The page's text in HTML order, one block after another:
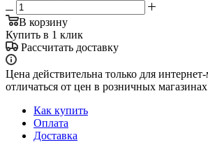
В корзину
Купить в 1 клик
Рассчитать доставку
Цена действительна только для
отличаться от цен в розничных магазинах
Как купить
Оплата
Доставка